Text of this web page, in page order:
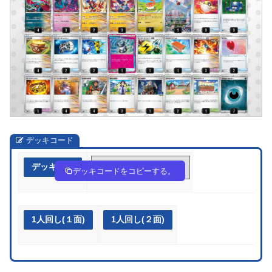
デッキコード
デッキ作成 pSMXMp-kJdQ7H-pX23My
デッキコードをコピーする。
1人回し(１面) 1人回し(２面)